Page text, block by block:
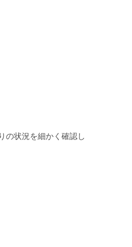
の状況を細かく確認し